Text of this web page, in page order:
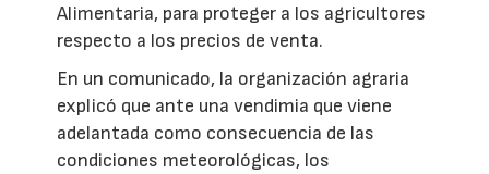
Alimentaria, para proteger a los agricultores
respecto a los precios de venta.
En un comunicado, la organización agraria
explicó que ante una vendimia que viene
adelantada como consecuencia de las
condiciones meteorológicas, los